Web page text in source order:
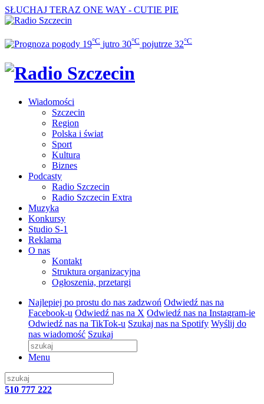
SŁUCHAJ TERAZ ONE WAY - CUTIE PIE
19°C jutro 30°C pojutrze 32°C
Wiadomości
Szczecin
Region
Polska i świat
Sport
Kultura
Biznes
Podcasty
Radio Szczecin
Radio Szczecin Extra
Muzyka
Konkursy
Studio S-1
Reklama
O nas
Kontakt
Struktura organizacyjna
Ogłoszenia, przetargi
Najlepiej po prostu do nas zadzwoń Odwiedź nas na
Facebook-u Odwiedź nas na X Odwiedź nas na Instagram-ie
Odwiedź nas na TikTok-u Szukaj nas na Spotify Wyślij do
nas wiadomość Szukaj
Menu
510 777 222